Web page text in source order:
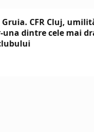
CFR Cluj,
una dintre cele mai